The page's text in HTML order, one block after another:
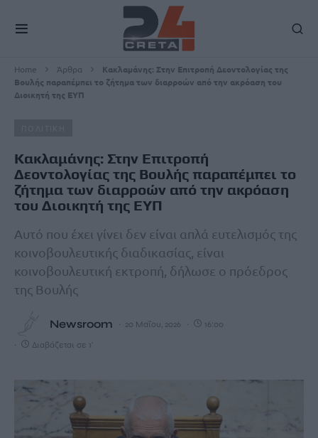
Home Άρθρα
Κακλαμάνης: Στην Επιτροπή Δεοντολογίας της
Βουλής παραπέμπει το ζήτημα των διαρροών από την ακρόαση του
Διοικητή της ΕΥΠ
Κακλαμάνης: Στην Επιτροπή
Δεοντολογίας της Βουλής παραπέμπει το
ζήτημα των διαρροών από την ακρόαση
του Διοικητή της ΕΥΠ
Αυτό που έχει γίνει δεν είναι απλά ευτελισμός της
κοινοβουλευτικής διαδικασίας, είναι
κοινοβουλευτική εκτροπή, δήλωσε ο πρόεδρος
της Βουλής
Newsroom 20 Μαΐου, 2026 16:00
Διαβάζεται σε 1'